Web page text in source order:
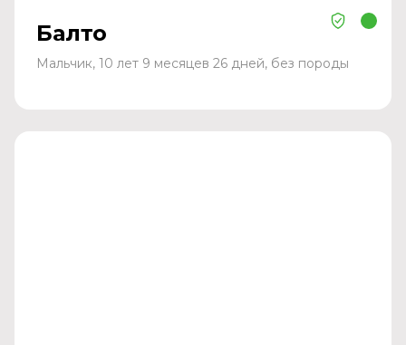
Балто
Мальчик, 10 лет 9 месяцев 26 дней, без породы